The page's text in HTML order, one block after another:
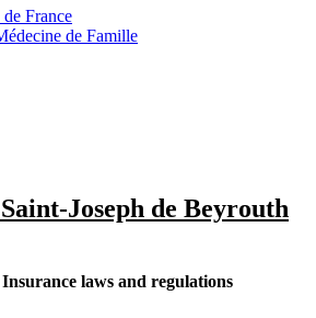
France
de Famille
Joseph de Beyrouth
Insurance laws and regulations